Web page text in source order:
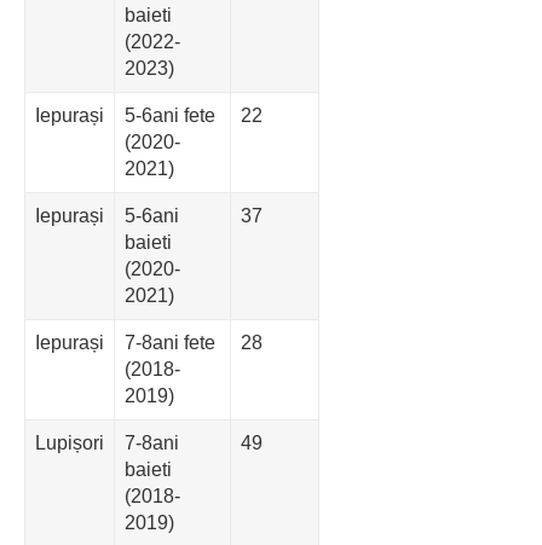
baieti
(2022-
2023)
Iepurași
5-6ani fete
(2020-
2021)
22
Iepurași
5-6ani
baieti
(2020-
2021)
37
Iepurași
7-8ani fete
(2018-
2019)
28
Lupișori
7-8ani
baieti
(2018-
2019)
49